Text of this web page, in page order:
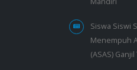
Siswa Siswi
Menempuh
(ASAS)